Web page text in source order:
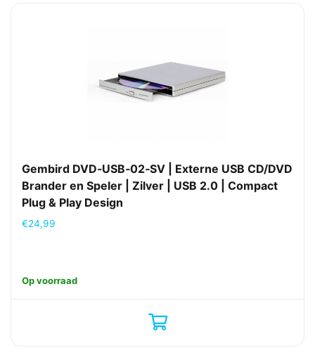
Gembird DVD‑USB‑02‑SV | Externe USB CD/DVD
Brander en Speler | Zilver | USB 2.0 | Compact
Plug & Play Design
€24,99
Op voorraad